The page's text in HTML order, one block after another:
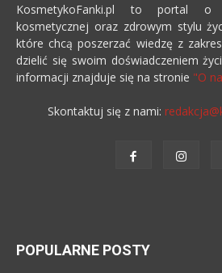
KosmetykoFanki.pl to portal o
kosmetycznej oraz zdrowym stylu
które chcą poszerzać wiedzę z
dzielić się swoim doświadczeniem
informacji znajduje się na stronie "O
Skontaktuj się z nami:
POPULARNE POSTY